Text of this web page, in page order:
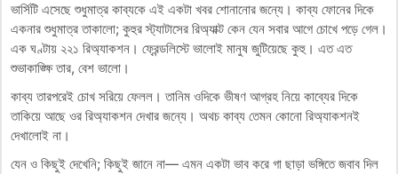
ভার্সিটি এসেছে শুধুমাত্র কাব্যকে এই একটা খবর শোনানোর জন্যে। কাব্য ফোনের দিকে
একনার শুধুমাত্র তাকালো; কুহুর স্ট্যাটাসের রিঅ্যাক্ট কেন যেন সবার আগে চোখে পড়ে গেল।
এক ঘণ্টায় ২২১ রিঅ্যাকশন। ফ্রেন্ডলিস্টে ভালোই মানুষ জুটিয়েছে কুহু। এত এত
শুভাকাঙ্ক্ষি তার, বেশ ভালো।
কাব্য তারপরেই চোখ সরিয়ে ফেলল। তানিম ওদিকে ভীষণ আগ্রহ নিয়ে কাব্যের দিকে
তাকিয়ে আছে ওর রিঅ্যাকশন দেখার জন্যে। অথচ কাব্য তেমন কোনো রিঅ্যাকশনই
দেখালোই না।
যেন ও কিছুই দেখেনি; কিছুই জানে না— এমন একটা ভাব করে গা ছাড়া ভঙ্গিতে জবাব দিল